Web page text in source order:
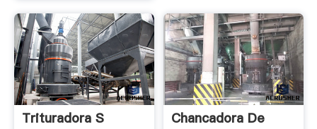
Trituradora S
Chancadora De